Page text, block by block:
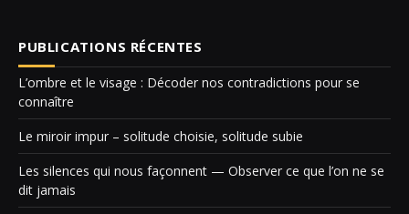
PUBLICATIONS RÉCENTES
L’ombre et le visage : Décoder nos contradictions pour se
connaître
Le miroir impur – solitude choisie, solitude subie
Les silences qui nous façonnent — Observer ce que l’on ne se
dit jamais